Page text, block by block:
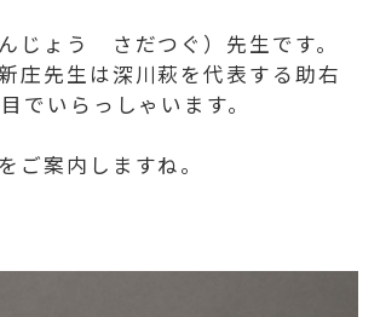
じょう さだつぐ）先生です。
庄先生は深川萩を代表する助右
でいらっしゃいます。
ご案内しますね。